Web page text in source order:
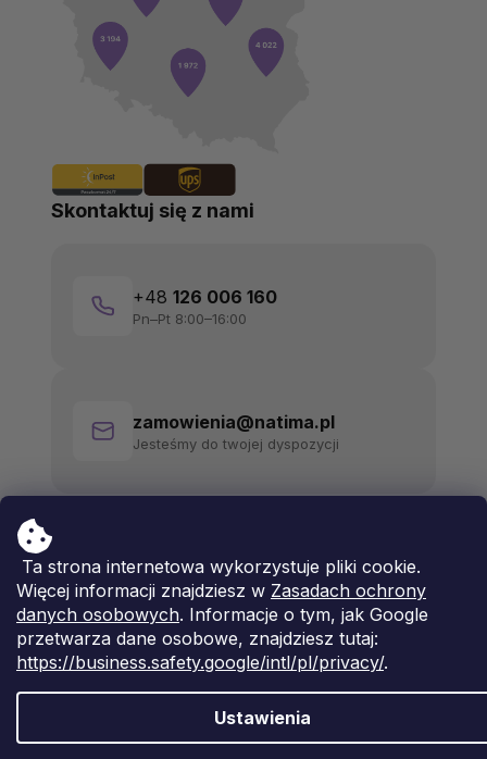
Ta strona internetowa wykorzystuje pliki cookie.
Więcej informacji znajdziesz w Zasadach ochrony
danych osobowych. Informacje o tym, jak Google
przetwarza dane osobowe, znajdziesz tutaj:
https://business.safety.google/intl/pl/privacy/.
Ustawienia
Skontaktuj się z nami
+48 126 006 160
Pn–Pt 8:00–16:00
zamowienia@natima.pl
Jesteśmy do twojej dyspozycji
Opracował Shoptet Premium